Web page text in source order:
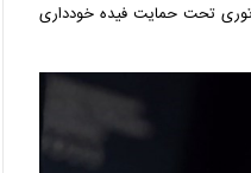
تحت حمایت فیده خودداری